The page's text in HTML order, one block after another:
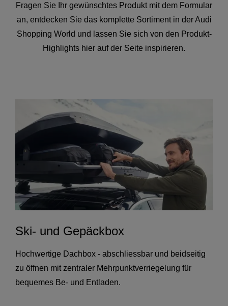
Fragen Sie Ihr gewünschtes Produkt mit dem Formular
an, entdecken Sie das komplette Sortiment in der Audi
Shopping World und lassen Sie sich von den Produkt-
Highlights hier auf der Seite inspirieren.
Ski- und Gepäckbox
Hochwertige Dachbox - abschliessbar und beidseitig
zu öffnen mit zentraler Mehrpunktverriegelung für
bequemes Be- und Entladen.